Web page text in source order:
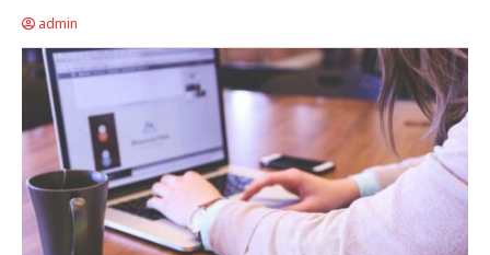
admin